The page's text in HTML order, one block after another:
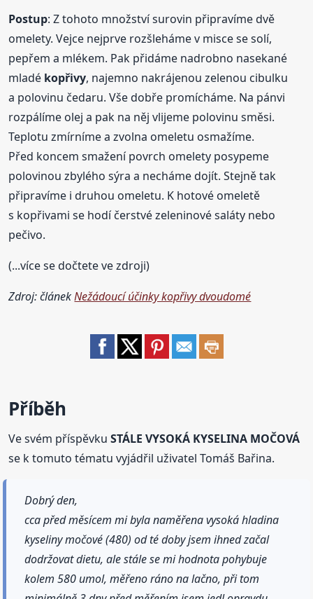
Postup: Z tohoto množství surovin připravíme dvě
omelety. Vejce nejprve rozšleháme v misce se solí,
pepřem a mlékem. Pak přidáme nadrobno nasekané
mladé kopřivy, najemno nakrájenou zelenou cibulku
a polovinu čedaru. Vše dobře promícháme. Na pánvi
rozpálíme olej a pak na něj vlijeme polovinu směsi.
Teplotu zmírníme a zvolna omeletu osmažíme.
Před koncem smažení povrch omelety posypeme
polovinou zbylého sýra a necháme dojít. Stejně tak
připravíme i druhou omeletu. K hotové omeletě
s kopřivami se hodí čerstvé zeleninové saláty nebo
pečivo.
(...více se dočtete ve zdroji)
Zdroj: článekNežádoucí účinky kopřivy dvoudomé
Příběh
Ve svém příspěvkuSTÁLE VYSOKÁ KYSELINA MOČOVÁ
se k tomuto tématu vyjádřil uživatel Tomáš Bařina.
Dobrý den,
cca před měsícem mi byla naměřena vysoká hladina
kyseliny močové (480) od té doby jsem ihned začal
dodržovat dietu, ale stále se mi hodnota pohybuje
kolem 580 umol, měřeno ráno na lačno, při tom